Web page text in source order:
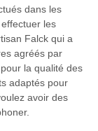
dans les
les
Falck qui a
agréés par
la qualité des
adaptés pour
avoir des